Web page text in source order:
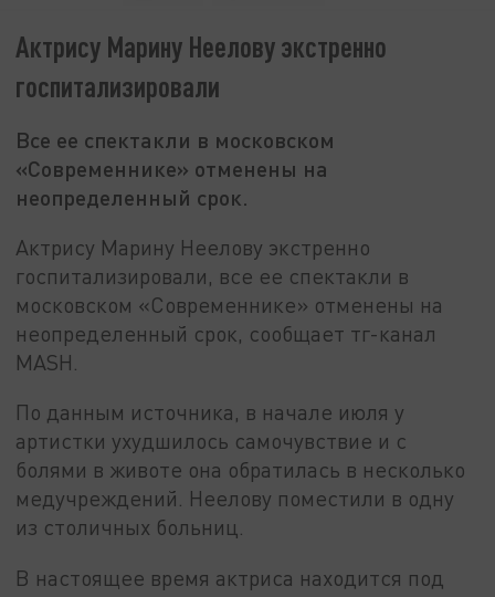
Актрису Марину Неелову экстренно
госпитализировали
Все ее спектакли в московском
«Современнике» отменены на
неопределенный срок.
Актрису Марину Неелову экстренно
госпитализировали, все ее спектакли в
московском «Современнике» отменены на
неопределенный срок, сообщает тг-канал
MASH.
По данным источника, в начале июля у
артистки ухудшилось самочувствие и с
болями в животе она обратилась в несколько
медучреждений. Неелову поместили в одну
из столичных больниц.
В настоящее время актриса находится под